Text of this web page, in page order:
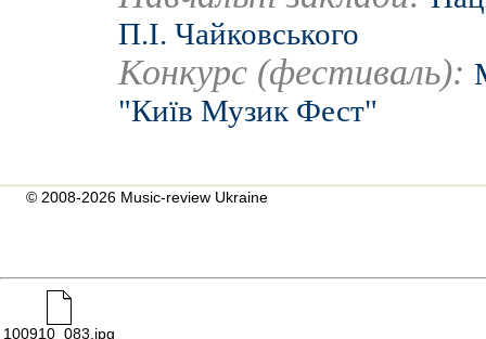
П.І. Чайковського
Конкурс (фестиваль):
"Київ Музик Фест"
© 2008-2026 Music-review Ukraine
100910_083.jpg